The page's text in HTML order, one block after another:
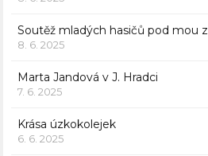
Soutěž mladých hasičů pod mou
8. 6. 2025
Marta Jandová v J. Hradci
7. 6. 2025
Krása úzkokolejek
6. 6. 2025